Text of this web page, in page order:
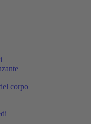
corpo